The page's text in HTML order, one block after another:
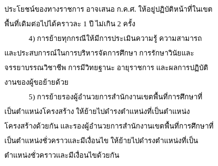
ประโยชน์ของทางราชการ อาจเสนอ ก.ค.ศ. ให้อยู่ปฏิบัติหน้าที่ในเขต
พื้นที่เดิมต่อไปได้คราวละ 1 ปี ไม่เกิน 2 ครั้ง
4) การย้ายทุกกรณีให้มีการประเมินความรู้ ความสามารถ
และประสบการณ์ในการบริหารจัดการศึกษา การรักษาวินัยและ
จรรยาบรรณวิชาชีพ การมีวิทยฐานะ อายุราชการ และผลการปฏิบัติ
งานของผู้ขอย้ายด้วย
5) การย้ายรองผู้อำนวยการสำนักงานเขตพื้นที่การศึกษาที่
เป็นตำแหน่งโครงสร้าง ให้ย้ายไปดำรงตำแหน่งที่เป็นตำแหน่ง
โครงสร้างด้วยกัน และรองผู้อำนวยการสำนักงานเขตพื้นที่การศึกษาที่
เป็นตำแหน่งชั่วคราวและมีเงื่อนไข ให้ย้ายไปดำรงตำแหน่งที่เป็น
ตำแหน่งชั่วคราวและมีเงื่อนไขด้วยกัน